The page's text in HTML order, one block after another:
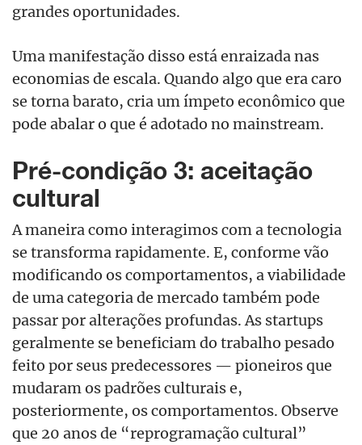
grandes oportunidades.
Uma manifestação disso está enraizada nas
economias de escala. Quando algo que era caro
se torna barato, cria um ímpeto econômico que
pode abalar o que é adotado no mainstream.
Pré-condição 3: aceitação
cultural
A maneira como interagimos com a tecnologia
se transforma rapidamente. E, conforme vão
modificando os comportamentos, a viabilidade
de uma categoria de mercado também pode
passar por alterações profundas. As startups
geralmente se beneficiam do trabalho pesado
feito por seus predecessores — pioneiros que
mudaram os padrões culturais e,
posteriormente, os comportamentos. Observe
que 20 anos de “reprogramação cultural”